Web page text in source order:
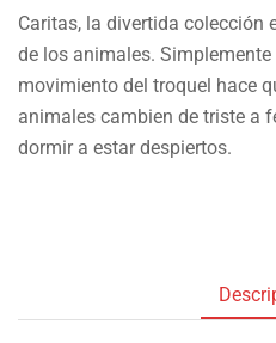
Caritas, la divertida colección
de los animales.
movimiento del troquel hace
animales cambien de triste a
dormir a estar despiertos.